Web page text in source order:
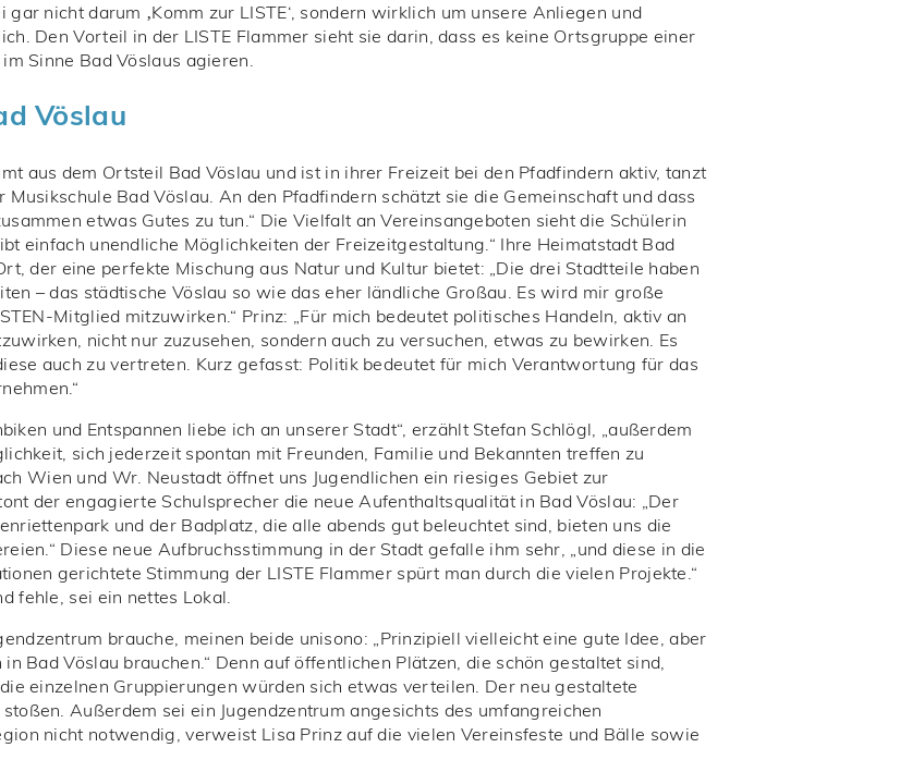
nicht darum ‚Komm zur LISTE‘, sondern wirklich um unsere Anliegen und
Den Vorteil in der LISTE Flammer sieht sie darin, dass es keine Ortsgruppe einer
Sinne Bad Vöslaus agieren.
Vöslau
aus dem Ortsteil Bad Vöslau und ist in ihrer Freizeit bei den Pfadfindern aktiv, tanzt
Bad Vöslau. An den Pfadfindern schätzt sie die Gemeinschaft und dass
etwas Gutes zu tun.“ Die Vielfalt an Vereinsangeboten sieht die Schülerin
einfach unendliche Möglichkeiten der Freizeitgestaltung.“ Ihre Heimatstadt Bad
der eine perfekte Mischung aus Natur und Kultur bietet: „Die drei Stadtteile haben
– das städtische Vöslau so wie das eher ländliche Großau. Es wird mir große
Mitglied mitzuwirken.“ Prinz: „Für mich bedeutet politisches Handeln, aktiv an
nicht nur zuzusehen, sondern auch zu versuchen, etwas zu bewirken. Es
auch zu vertreten. Kurz gefasst: Politik bedeutet für mich Verantwortung für das
und Entspannen liebe ich an unserer Stadt“, erzählt Stefan Schlögl, „außerdem
sich jederzeit spontan mit Freunden, Familie und Bekannten treffen zu
Wien und Wr. Neustadt öffnet uns Jugendlichen ein riesiges Gebiet zur
der engagierte Schulsprecher die neue Aufenthaltsqualität in Bad Vöslau: „Der
und der Badplatz, die alle abends gut beleuchtet sind, bieten uns die
Diese neue Aufbruchsstimmung in der Stadt gefalle ihm sehr, „und diese in die
gerichtete Stimmung der LISTE Flammer spürt man durch die vielen Projekte.“
fehle, sei ein nettes Lokal.
brauche, meinen beide unisono: „Prinzipiell vielleicht eine gute Idee, aber
Bad Vöslau brauchen.“ Denn auf öffentlichen Plätzen, die schön gestaltet sind,
einzelnen Gruppierungen würden sich etwas verteilen. Der neu gestaltete
Außerdem sei ein Jugendzentrum angesichts des umfangreichen
nicht notwendig, verweist Lisa Prinz auf die vielen Vereinsfeste und Bälle sowie